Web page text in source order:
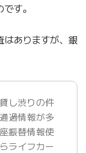
です。
はありますが、銀
し渋りの件
過情報が多
振替情報使
ライフカー